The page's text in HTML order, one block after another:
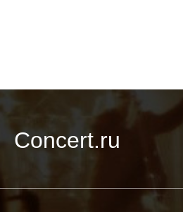
Concert.ru